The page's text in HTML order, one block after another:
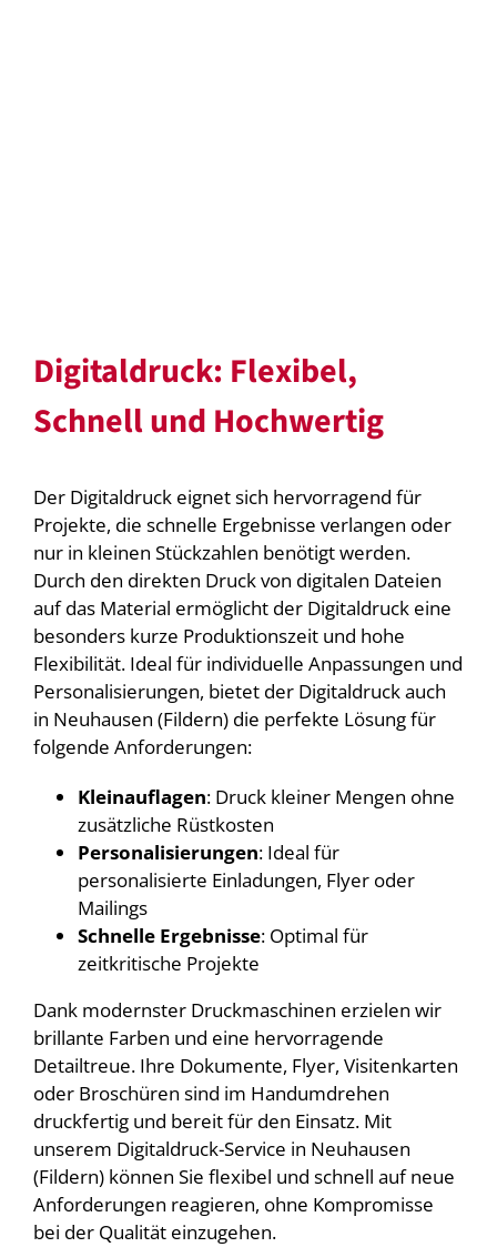
Digitaldruck: Flexibel,
Schnell und Hochwertig
Der Digitaldruck eignet sich hervorragend für
Projekte, die schnelle Ergebnisse verlangen oder
nur in kleinen Stückzahlen benötigt werden.
Durch den direkten Druck von digitalen Dateien
auf das Material ermöglicht der Digitaldruck eine
besonders kurze Produktionszeit und hohe
Flexibilität. Ideal für individuelle Anpassungen und
Personalisierungen, bietet der Digitaldruck auch
in Neuhausen (Fildern) die perfekte Lösung für
folgende Anforderungen:
Kleinauflagen: Druck kleiner Mengen ohne
zusätzliche Rüstkosten
Personalisierungen: Ideal für
personalisierte Einladungen, Flyer oder
Mailings
Schnelle Ergebnisse: Optimal für
zeitkritische Projekte
Dank modernster Druckmaschinen erzielen wir
brillante Farben und eine hervorragende
Detailtreue. Ihre Dokumente, Flyer, Visitenkarten
oder Broschüren sind im Handumdrehen
druckfertig und bereit für den Einsatz. Mit
unserem Digitaldruck-Service in Neuhausen
(Fildern) können Sie flexibel und schnell auf neue
Anforderungen reagieren, ohne Kompromisse
bei der Qualität einzugehen.